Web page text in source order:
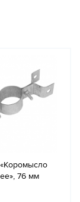
76 мм